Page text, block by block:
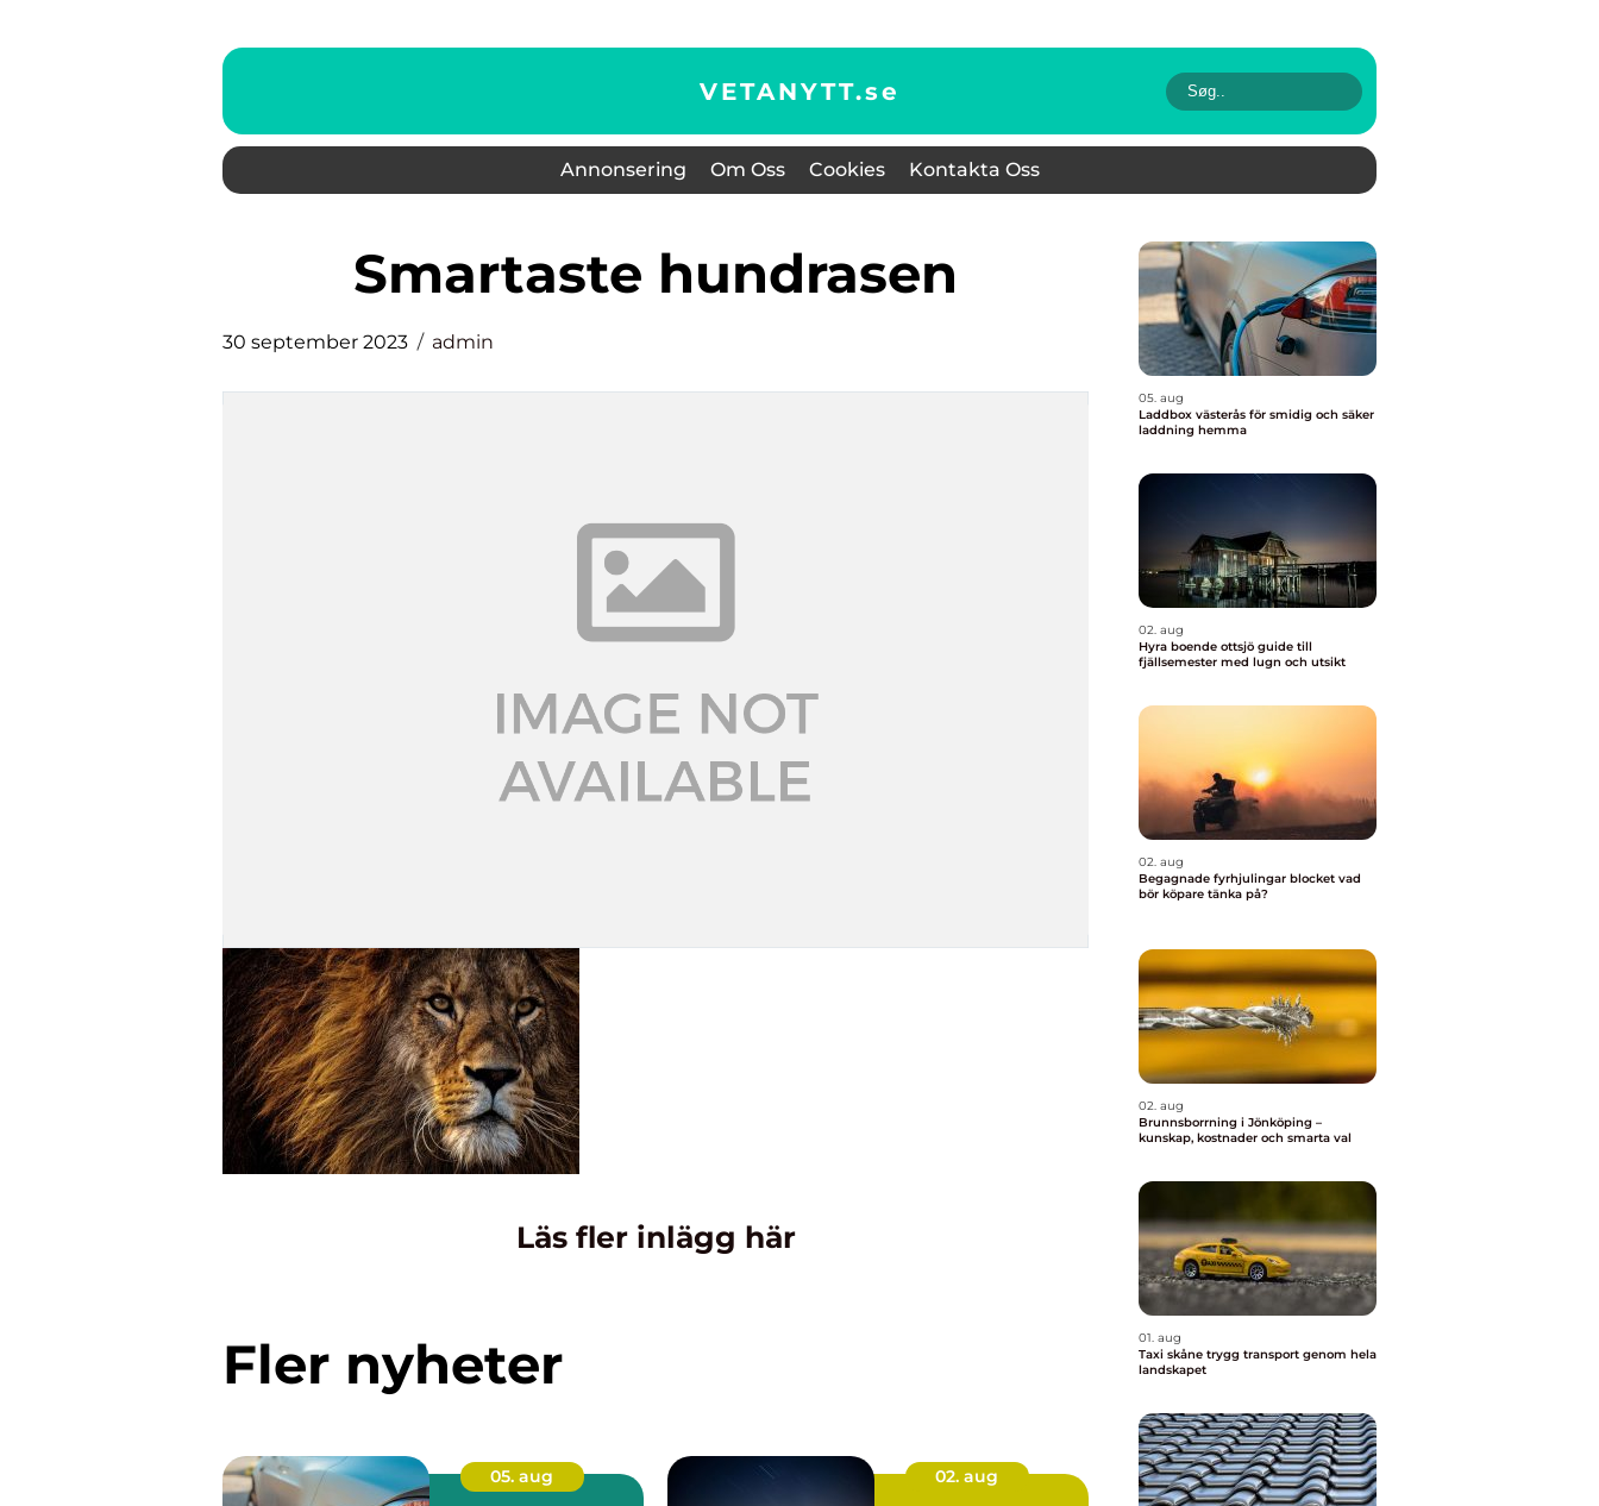
VETANYTT.se
Annonsering Om Oss Cookies Kontakta Oss
smartaste hundrasen
30 september 2023 admin
Läs fler inlägg här
Fler nyheter
05. aug
02. aug
05. aug
Laddbox västerås för smidig och säker
laddning hemma
02. aug
Hyra boende ottsjö guide till
fjällsemester med lugn och utsikt
02. aug
Begagnade fyrhjulingar blocket vad
bör köpare tänka på?
02. aug
Brunnsborrning i Jönköping –
kunskap, kostnader och smarta val
01. aug
Taxi skåne trygg transport genom hela
landskapet